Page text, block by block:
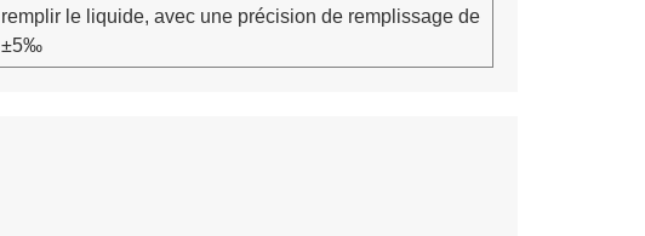
remplir le liquide, avec une précision de remplissage de
±5‰